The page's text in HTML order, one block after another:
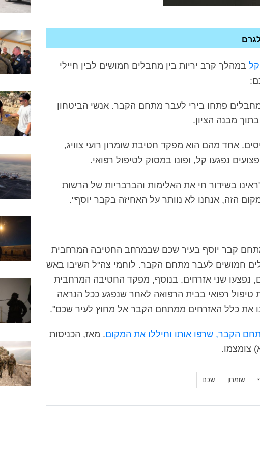
במהלך קרב יריות בין מחבלים חמושים לבין חיילי
פתחו בירי לעבר מתחם הקבר. אנשי הביטחון
מבנה הציון.
אחד מהם הוא מפקד חטיבת שומרון רועי צוויג,
נפגעו קל, ופונו במסוק לטיפול רפואי.
בשידור חי את האלימות והברבריות של הרשות
הזה, אנחנו לא נוותר על האחיזה בקבר יוסף".
קבר יוסף בעיר שכם שבמרחב החטיבה המרחבית
חמושים לעבר מתחם הקבר. לוחמי צה"ל השיבו באש
נפצעו שני אזרחים. בנוסף, מפקד החטיבה המרחבית
טיפול רפואי בבית הרפואה לאחר שנפגע ככל הנראה
את כלל האזרחים ממתחם הקבר אל מחוץ לעיר שכם".
הקבר, שרפו אותו וחיללו את המקום. מאז, הכניסות
צומצמו.
שומרון שכם